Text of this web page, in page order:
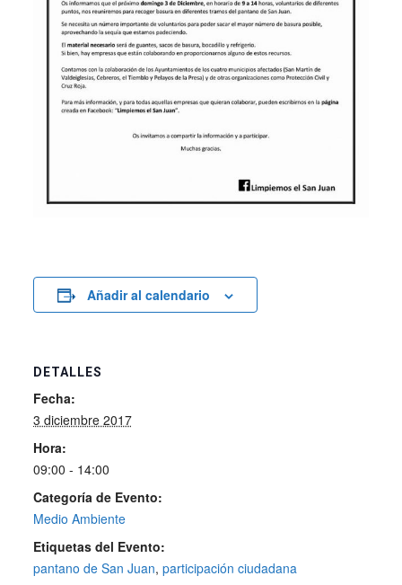
Añadir al calendario
DETALLES
Fecha:
3 diciembre 2017
Hora:
09:00 - 14:00
Categoría de Evento:
Medio Ambiente
Etiquetas del Evento:
pantano de San Juan, participación ciudadana